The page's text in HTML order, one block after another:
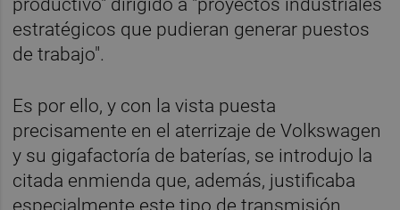
productivo" dirigido a "proyectos industriales
estratégicos que pudieran generar puestos
de trabajo".
Es por ello, y con la vista puesta
precisamente en el aterrizaje de Volkswagen
y su gigafactoría de baterías, se introdujo la
citada enmienda que, además, justificaba
especialmente este tipo de transmisión